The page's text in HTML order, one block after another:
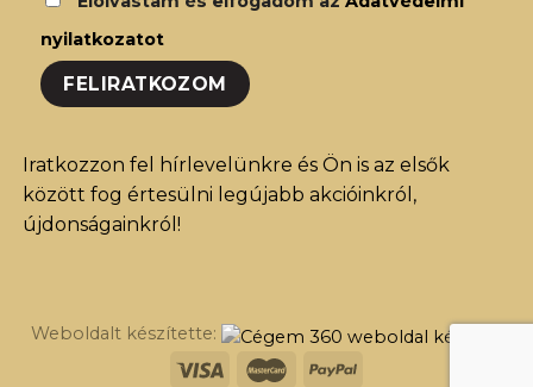
nyilatkozatot
Iratkozzon fel hírlevelünkre és Ön is az elsők
között fog értesülni legújabb akcióinkról,
újdonságainkról!
Weboldalt készítette: